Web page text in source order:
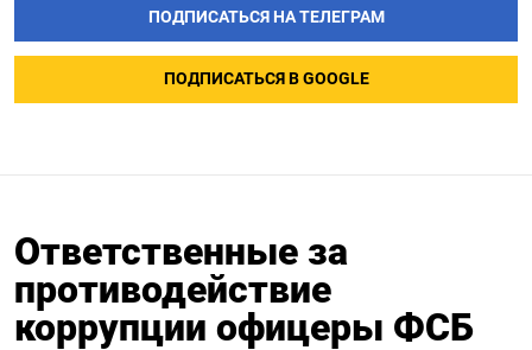
ПОДПИСАТЬСЯ НА ТЕЛЕГРАМ
ПОДПИСАТЬСЯ В GOOGLE
Ответственные за
противодействие
коррупции офицеры ФСБ